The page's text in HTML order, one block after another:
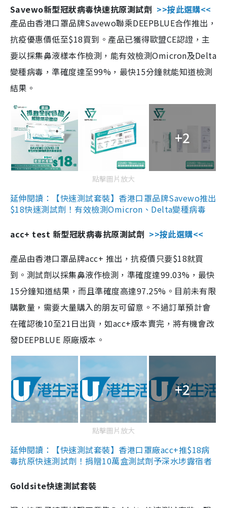
Savewo新型冠狀病毒快速抗原測試劑 >>按此選購<<
產品由香港口罩品牌Savewo聯乘DEEPBLUE合作推出，
抗疫優惠價低至$18買到。產品已獲得歐盟CE認證，主
要以採集鼻液樣本作檢測，能有效檢測Omicron及Delta
變種病毒，準確度達至99%，最快15分鐘就能知道檢測
結果。
+2
點擊圖片放大
延伸閱讀：【快速測試套裝】香港口罩品牌Savewo推出
$18快速測試劑！有效檢測Omicron、Delta變種病毒
acc+ test 新型冠狀病毒抗原測試劑 >>按此選購<<
產品由香港口罩品牌acc+ 推出，抗疫價只要$18就買
到。測試劑以採集鼻液作檢測，準確度達99.03%，最快
15分鐘知道結果，而且準確度高達97.25%。目前未有限
購數量，需要大量購入的朋友可留意。不過訂單預計會
在確認後10至21日出貨，如acc+版本賣完，將有機會改
發DEEPBLUE 原廠版本。
+2
點擊圖片放大
延伸閱讀：【快速測試套裝】香港口罩廠acc+推$18病
毒抗原快速測試劑！捐贈10萬盒測試劑予深水埗露宿者
Goldsite快速測試套裝